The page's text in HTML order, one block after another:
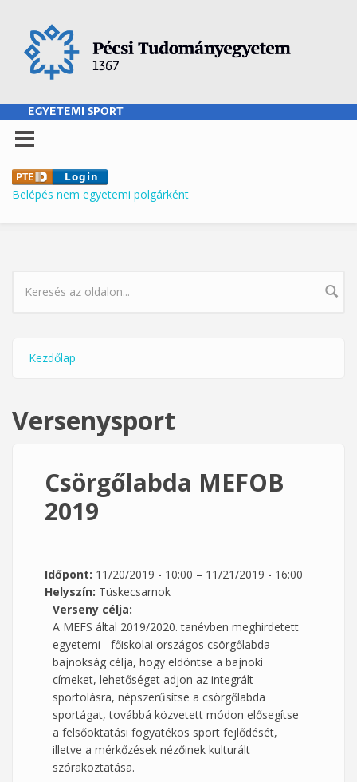
EGYETEMI SPORT
Belépés nem egyetemi polgárként
KERESÉS ŰRLAP
Jelenlegi hely
Kezdőlap
Versenysport
Csörgőlabda MEFOB
2019
Időpont: 11/20/2019 - 10:00 – 11/21/2019 - 16:00
Helyszín: Tüskecsarnok
Verseny célja:
A MEFS által 2019/2020. tanévben meghirdetett
egyetemi - főiskolai országos csörgőlabda
bajnokság célja, hogy eldöntse a bajnoki
címeket, lehetőséget adjon az integrált
sportolásra, népszerűsítse a csörgőlabda
sportágat, továbbá közvetett módon elősegítse
a felsőoktatási fogyatékos sport fejlődését,
illetve a mérkőzések nézőinek kulturált
szórakoztatása.